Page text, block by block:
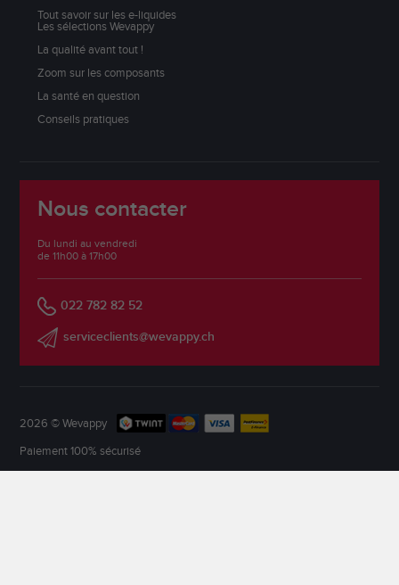
Tout savoir sur les e-liquides
Les sélections Wevappy
La qualité avant tout !
Zoom sur les composants
La santé en question
Conseils pratiques
Nous contacter
Du lundi au vendredi
de 11h00 à 17h00
022 782 82 52
serviceclients@wevappy.ch
2026 © Wevappy
Paiement 100% sécurisé